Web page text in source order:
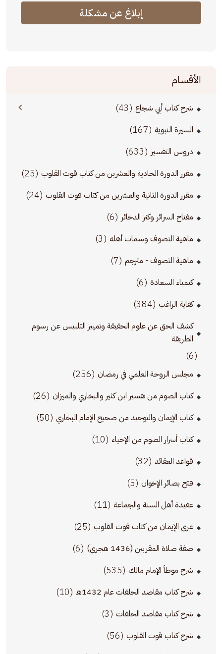
إبلاغ عن مشكلة
الأقسام
شرح كتاب أبي شجاع (43)
السيرة النبوية (167)
دروس التفسير (633)
مقرر الدورة الحادية والعشرين من كتاب قوت القلوب (25)
مقرر الدورة الثانية والعشرين من كتاب قوت القلوب (24)
مفتاح السرائر وكنز الذخائر (6)
ماهية التصوف وسمات أهله (3)
ماهية التصوف - مترجم (7)
كيمياء السعادة (6)
كفاية الراغب (384)
كشف الحق عن علوم الحقيقة وتمييز التلبيس عن رسوم
الطريقة
(6)
مجلس الروحة العلمي في رمضان (256)
كتاب الصوم من تفسير ابن كثير والبخاري والميزان (26)
كتاب الإيمان والتوحيد من صحيح الإمام البخاري (50)
كتاب أسرار الصوم من الإحياء (10)
قواعد العقائد (32)
فتح بصائر الإخوان (5)
عقيدة أهل السنة والجماعة (11)
عرى الإيمان من كتاب قوت القلوب (25)
صفة صلاة المقربين (1436 هجري) (6)
شرح موطأ الإمام مالك (535)
شرح كتاب مقاصد الحلقات عام 1432هـ (10)
شرح كتاب مقاصد الحلقات (3)
شرح كتاب قوت القلوب (56)